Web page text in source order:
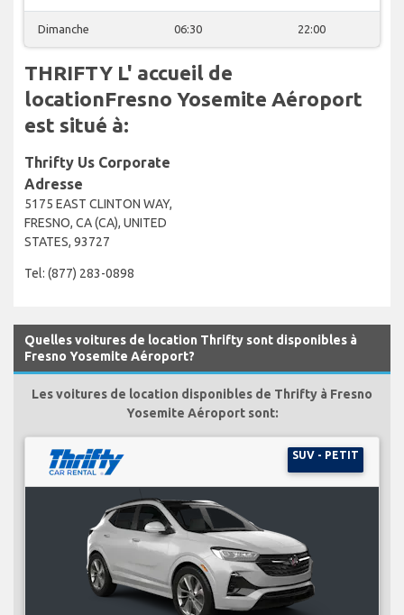
Dimanche 06:30 22:00
THRIFTY L' accueil de
locationFresno Yosemite Aéroport
est situé à:
Thrifty Us Corporate
Adresse
5175 EAST CLINTON WAY,
FRESNO, CA (CA), UNITED
STATES, 93727
Tel: (877) 283-0898
Quelles voitures de location Thrifty sont disponibles à
Fresno Yosemite Aéroport?
Les voitures de location disponibles de Thrifty à Fresno
Yosemite Aéroport sont:
SUV - PETIT